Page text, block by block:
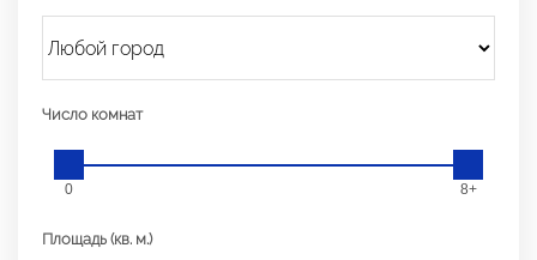
Число комнат
0 8+
Площадь (кв. м.)